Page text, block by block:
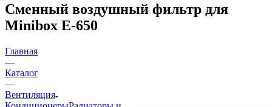
Сменный воздушный фильтр для
Minibox E-650
Главная
—
Каталог
—
Вентиляция